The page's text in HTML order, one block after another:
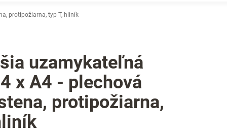
protipožiarna, typ T, hliník
uzamykateľná
x A4 - plechová
protipožiarna,